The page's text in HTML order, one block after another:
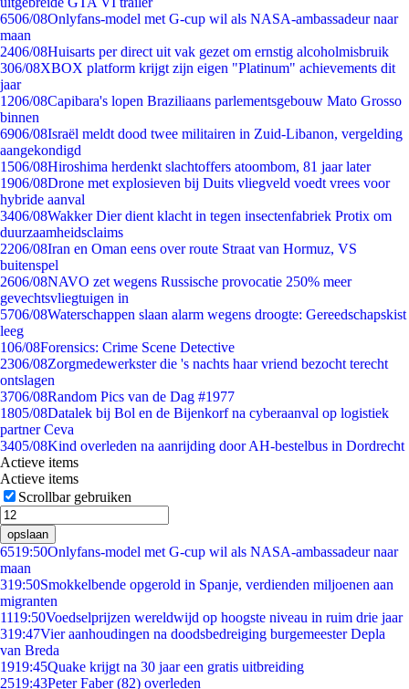
6506/08Onlyfans-model met G-cup wil als NASA-ambassadeur naar
maan
2406/08Huisarts per direct uit vak gezet om ernstig alcoholmisbruik
306/08XBOX platform krijgt zijn eigen "Platinum" achievements dit
jaar
1206/08Capibara's lopen Braziliaans parlementsgebouw Mato Grosso
binnen
6906/08Israël meldt dood twee militairen in Zuid-Libanon, vergelding
aangekondigd
1506/08Hiroshima herdenkt slachtoffers atoombom, 81 jaar later
1906/08Drone met explosieven bij Duits vliegveld voedt vrees voor
hybride aanval
3406/08Wakker Dier dient klacht in tegen insectenfabriek Protix om
duurzaamheidsclaims
2206/08Iran en Oman eens over route Straat van Hormuz, VS
buitenspel
2606/08NAVO zet wegens Russische provocatie 250% meer
gevechtsvliegtuigen in
5706/08Waterschappen slaan alarm wegens droogte: Gereedschapskist
leeg
106/08Forensics: Crime Scene Detective
2306/08Zorgmedewerkster die 's nachts haar vriend bezocht terecht
ontslagen
3706/08Random Pics van de Dag #1977
1805/08Datalek bij Bol en de Bijenkorf na cyberaanval op logistiek
partner Ceva
3405/08Kind overleden na aanrijding door AH-bestelbus in Dordrecht
Actieve items
Actieve items
Scrollbar gebruiken
opslaan
6519:50Onlyfans-model met G-cup wil als NASA-ambassadeur naar
maan
319:50Smokkelbende opgerold in Spanje, verdienden miljoenen aan
migranten
1119:50Voedselprijzen wereldwijd op hoogste niveau in ruim drie jaar
319:47Vier aanhoudingen na doodsbedreiging burgemeester Depla
van Breda
1919:45Quake krijgt na 30 jaar een gratis uitbreiding
2519:43Peter Faber (82) overleden